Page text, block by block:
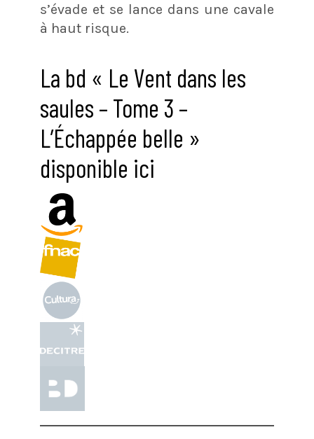
s’évade et se lance dans une cavale
à haut risque.
La bd « Le Vent dans les
saules – Tome 3 –
L’Échappée belle »
disponible ici